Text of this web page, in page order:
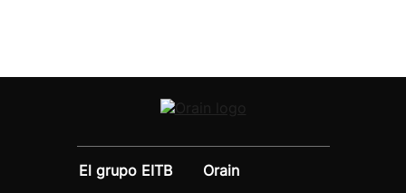
El grupo EITB
Orain